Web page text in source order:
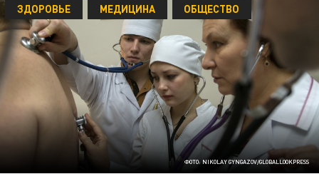
ФОТО: NIKOLAY GYNGAZOV/GLOBALLOOKPRESS
ЗДОРОВЬЕ МЕДИЦИНА ОБЩЕСТВО